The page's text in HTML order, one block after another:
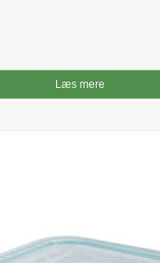
Læs mere